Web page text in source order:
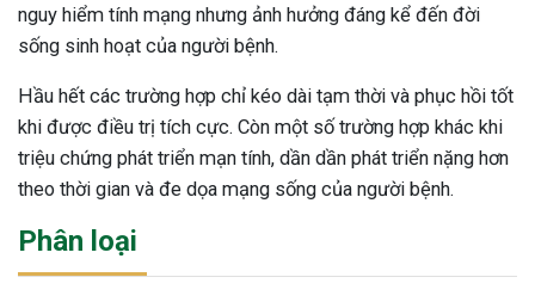
nguy hiểm tính mạng nhưng ảnh hưởng đáng kể đến đời
sống sinh hoạt của người bệnh.
Hầu hết các trường hợp chỉ kéo dài tạm thời và phục hồi tốt
khi được điều trị tích cực. Còn một số trường hợp khác khi
triệu chứng phát triển mạn tính, dần dần phát triển nặng hơn
theo thời gian và đe dọa mạng sống của người bệnh.
Phân loại